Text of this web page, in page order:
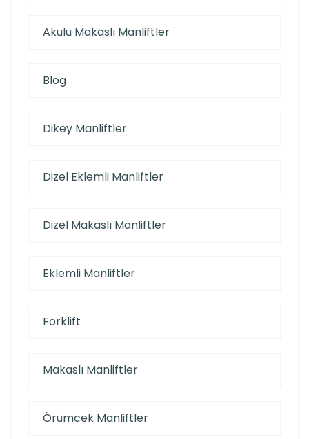
Akülü Makaslı Manliftler
Blog
Dikey Manliftler
Dizel Eklemli Manliftler
Dizel Makaslı Manliftler
Eklemli Manliftler
Forklift
Makaslı Manliftler
Örümcek Manliftler